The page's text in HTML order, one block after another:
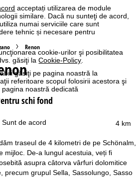
acceptați utilizarea de module
similare. Dacă nu sunteţi de acord,
numai serviciile care sunt
tehnic și necesare pentru
cookie-urilor şi posibilitatea
găsiţi laCookie-Policy
găsiţi pe pagina noastră la
referitoare scopul folosirii acestora şi
noastră dedicată
Sunt de acord
Renon
schi fond
4 km
traseul de 4 kilometri de pe Schönalm,
mijloc. De-a lungul acestuia, veți fi
asupra câtorva vârfuri dolomitice
precum grupul Sella, Sassolungo, Sasso